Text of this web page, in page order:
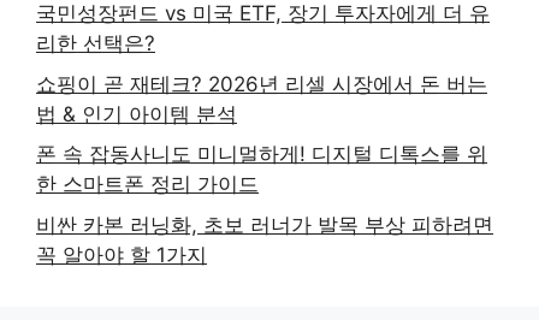
국민성장펀드 vs 미국 ETF, 장기 투자자에게 더 유
리한 선택은?
쇼핑이 곧 재테크? 2026년 리셀 시장에서 돈 버는
법 & 인기 아이템 분석
폰 속 잡동사니도 미니멀하게! 디지털 디톡스를 위
한 스마트폰 정리 가이드
비싼 카본 러닝화, 초보 러너가 발목 부상 피하려면
꼭 알아야 할 1가지